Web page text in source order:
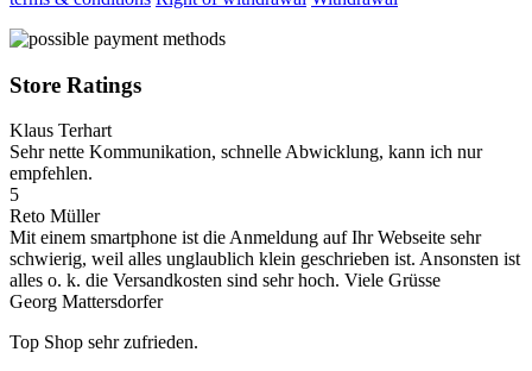
Store Ratings
Klaus Terhart
Sehr nette Kommunikation, schnelle Abwicklung, kann ich nur
empfehlen.
5
Reto Müller
Mit einem smartphone ist die Anmeldung auf Ihr Webseite sehr
schwierig, weil alles unglaublich klein geschrieben ist. Ansonsten ist
alles o. k. die Versandkosten sind sehr hoch. Viele Grüsse
Georg Mattersdorfer
Top Shop sehr zufrieden.